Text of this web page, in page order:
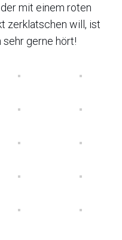
mit einem roten
zerklatschen will, ist
sehr gerne hört!